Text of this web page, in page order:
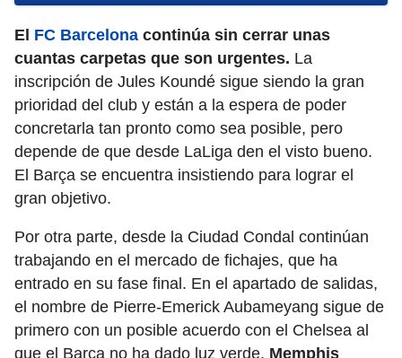
El FC Barcelona continúa sin cerrar unas
cuantas carpetas que son urgentes. La
inscripción de Jules Koundé sigue siendo la gran
prioridad del club y están a la espera de poder
concretarla tan pronto como sea posible, pero
depende de que desde LaLiga den el visto bueno.
El Barça se encuentra insistiendo para lograr el
gran objetivo.
Por otra parte, desde la Ciudad Condal continúan
trabajando en el mercado de fichajes, que ha
entrado en su fase final. En el apartado de salidas,
el nombre de Pierre-Emerick Aubameyang sigue de
primero con un posible acuerdo con el Chelsea al
que el Barça no ha dado luz verde. Memphis